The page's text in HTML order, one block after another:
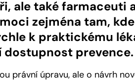
ale také farmaceuti
zejména tam,
k praktickému
prevence.
právní úpravu, ale o návrh